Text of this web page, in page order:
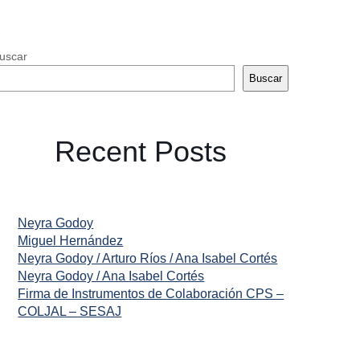
Buscar
Recent Posts
Neyra Godoy
Miguel Hernández
Neyra Godoy / Arturo Ríos / Ana Isabel Cortés
Neyra Godoy / Ana Isabel Cortés
Firma de Instrumentos de Colaboración CPS –
COLJAL – SESAJ